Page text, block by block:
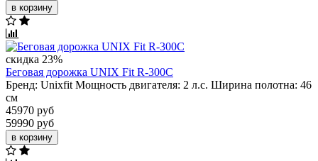
в корзину
скидка 23%
Беговая дорожка UNIX Fit R-300C
Бренд: Unixfit Мощность двигателя: 2 л.с. Ширина полотна: 46
см
45970 руб
59990 руб
в корзину